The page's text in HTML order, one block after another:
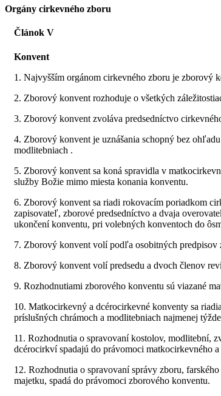
Orgány cirkevného zboru
Článok V
Konvent
1. Najvyšším orgánom cirkevného zboru je zborový
2. Zborový konvent rozhoduje o všetkých
3. Zborový konvent zvoláva predsedníctvo
4. Zborový konvent je uznášania schopný bez
modlitebniach .
5. Zborový konvent sa koná spravidla v
služby Božie mimo miesta konania konventu.
6. Zborový konvent sa riadi rokovacím poriadkom
zapisovateľ, zborové predsedníctvo a dvaja
ukončení konventu, pri volebných konventoch do
7. Zborový konvent volí podľa osobitných
8. Zborový konvent volí predsedu a dvoch členov
9. Rozhodnutiami zborového konventu sú viazané
10. Matkocirkevný a dcérocirkevné konventy sa
príslušných chrámoch a modlitebniach najmenej
11. Rozhodnutia o spravovaní kostolov, modlitební,
dcérocirkví spadajú do právomoci matkocirkevného
12. Rozhodnutia o spravovaní správy zboru,
majetku, spadá do právomoci zborového konventu.